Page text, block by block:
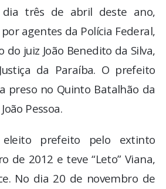
três de abril deste ano,
agentes da Polícia Federal,
juiz João Benedito da Silva,
da Paraíba. O prefeito
preso no Quinto Batalhão da
Pessoa.
eleito prefeito pelo extinto
de 2012 e teve “Leto” Viana,
No dia 20 de novembro de